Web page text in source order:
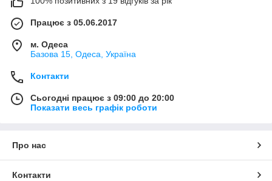
Працює з 05.06.2017
м. Одеса
Базова 15, Одеса, Україна
Контакти
Сьогодні працює з 09:00 до 20:00
Показати весь графік роботи
Про нас
Контакти